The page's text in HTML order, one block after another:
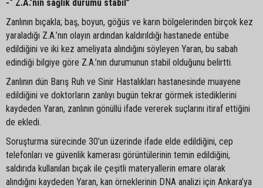
-“ Z.A.’nın sağlık durumu stabil”
Zanlının bıçakla; baş, boyun, göğüs ve karın bölgelerinden birçok kez
yaraladığı Z.A.’nın olayın ardından kaldırıldığı hastanede entübe
edildiğini ve iki kez ameliyata alındığını söyleyen Yaran, bu sabah
edindiği bilgiye göre Z.A.’nın durumunun stabil olduğunu belirtti.
Zanlının dün Barış Ruh ve Sinir Hastalıkları hastanesinde muayene
edildiğini ve doktorların zanlıyı bugün tekrar görmek istediklerini
kaydeden Yaran, zanlının gönüllü ifade vererek suçlarını itiraf ettiğini
de ekledi.
Soruşturma sürecinde 30’un üzerinde ifade elde edildiğini, cep
telefonları ve güvenlik kamerası görüntülerinin temin edildiğini,
saldırıda kullanılan bıçak ile çeşitli materyallerin emare olarak
alındığını kaydeden Yaran, kan örneklerinin DNA analizi için Ankara’ya